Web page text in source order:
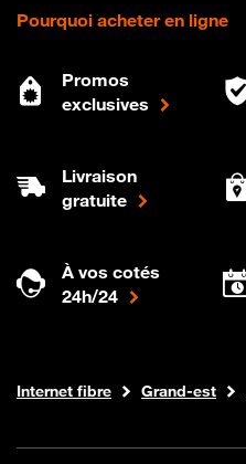
Pourquoi acheter en ligne
Promos
exclusives
Livraison
gratuite
À vos cotés
24h/24
Boutique Orange
Internet fibre Grand-est